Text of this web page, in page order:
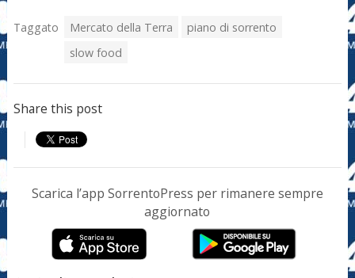
Taggato Mercato della Terra
piano di sorrento
slow food
Share this post
Scarica l’app SorrentoPress per rimanere sempre
aggiornato